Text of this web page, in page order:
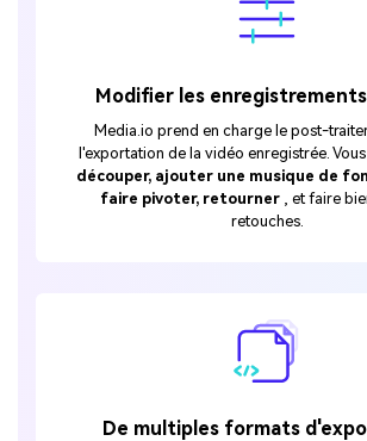
Modifier les
Media.io prend en charge le post-
l'exportation de la vidéo enregistrée.
découper, ajouter une musique de
faire pivoter, retourner , et faire
retouches.
De multiples formats